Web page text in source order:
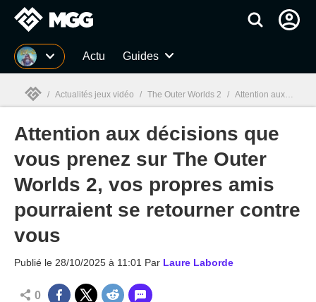
MGG Actu Guides
MGG
/ Actualités jeux vidéo / The Outer Worlds 2 / Attention aux décisions que vous prenez sur The Outer Worlds 2, vos propres amis pourraient se retourner contre vous
Attention aux décisions que
vous prenez sur The Outer
Worlds 2, vos propres amis
pourraient se retourner contre
vous
Publié le 28/10/2025 à 11:01 Par Laure Laborde
0